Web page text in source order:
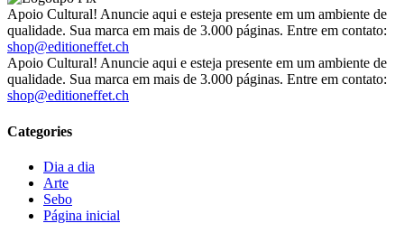
Apoio Cultural! Anuncie aqui e esteja presente em um ambiente de
qualidade. Sua marca em mais de 3.000 páginas. Entre em contato:
shop@editioneffet.ch
Apoio Cultural! Anuncie aqui e esteja presente em um ambiente de
qualidade. Sua marca em mais de 3.000 páginas. Entre em contato:
shop@editioneffet.ch
Categories
Dia a dia
Arte
Sebo
Página inicial